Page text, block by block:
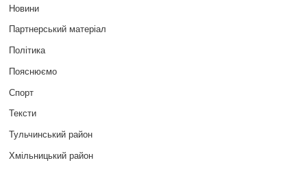
Новини
Партнерський матеріал
Політика
Пояснюємо
Спорт
Тексти
Тульчинський район
Хмільницький район